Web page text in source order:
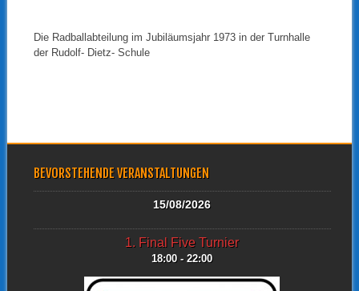
Die Radballabteilung im Jubiläumsjahr 1973 in der Turnhalle
der Rudolf- Dietz- Schule
BEVORSTEHENDE VERANSTALTUNGEN
15/08/2026
1. Final Five Turnier
18:00 - 22:00